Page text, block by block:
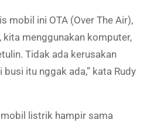
mobil ini OTA (Over The Air),
kita menggunakan komputer,
Tidak ada kerusakan
itu nggak ada,” kata Rudy
listrik hampir sama